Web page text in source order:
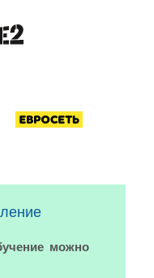
можно